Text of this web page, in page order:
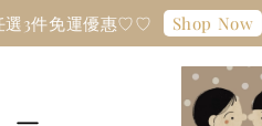
3件免運優惠♡♡ Shop Now